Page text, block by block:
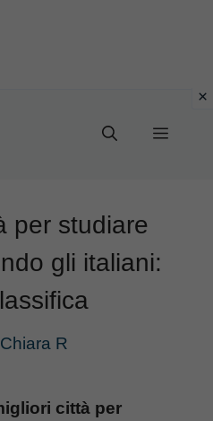
Menu
per studiare
gli italiani:
Chiara R
città per